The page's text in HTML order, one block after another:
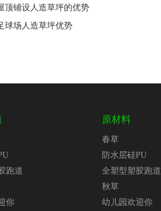
顶铺设人造草坪的优势
球场人造草坪优势
跑道
你
原材料
春草
防水层硅PU
全塑型塑胶跑道
秋草
幼儿园欢迎你